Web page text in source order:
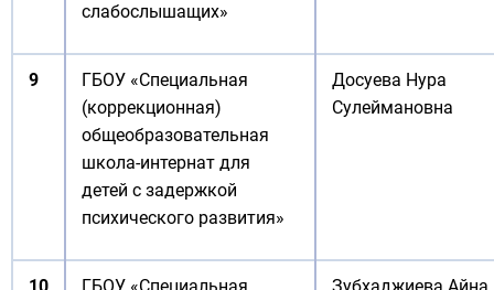
слабослышащих»
9
ГБОУ «Специальная
(коррекционная)
общеобразовательная
школа-интернат для
детей с задержкой
психического развития»
Досуева Нура
Сулеймановна